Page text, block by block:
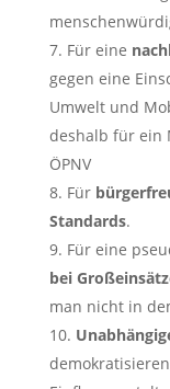
Für eine
gegen eine
Umwelt und
deshalb für ein
ÖPNV
Für
Standards.
Für eine
bei
man nicht in